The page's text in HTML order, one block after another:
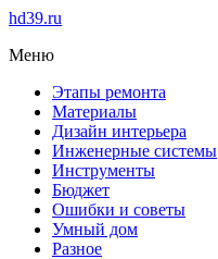
hd39.ru
Меню
Этапы ремонта
Материалы
Дизайн интерьера
Инженерные системы
Инструменты
Бюджет
Ошибки и советы
Умный дом
Разное